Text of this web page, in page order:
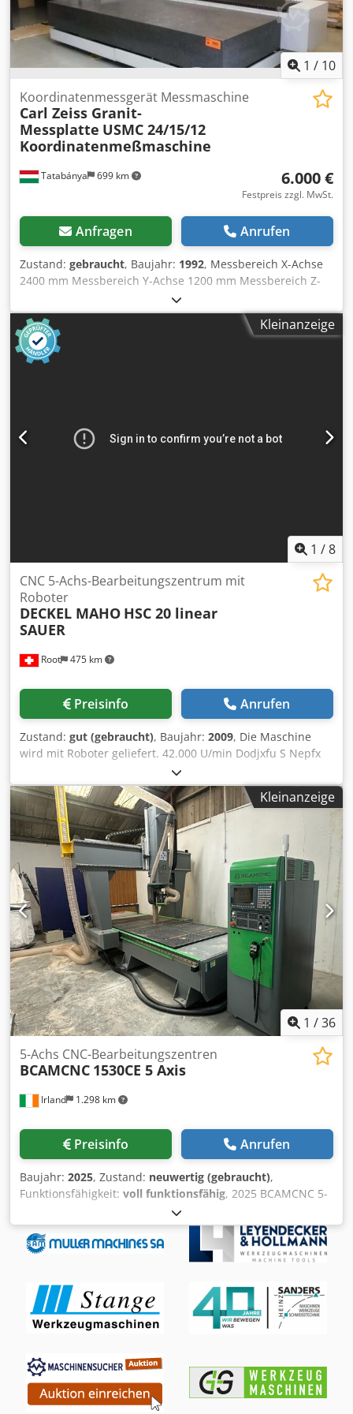
1 / 10
Tatabánya 699 km
Koordinatenmessgerät Messmaschine
Carl Zeiss Granit-
Messplatte USMC 24/15/12
Koordinatenmeßmaschine
6.000 €
Festpreis zzgl. MwSt.
Anfragen Anrufen
Zustand: gebraucht, Baujahr: 1992, Messbereich X-Achse
2400 mm Messbereich Y-Achse 1200 mm Messbereich Z-
Achse 1500 mm Maschinengewicht ca. 9,00 t Dkjdpfx Aog
Er Nlebvjr
Kleinanzeige
1 /8
Root 475 km
CNC 5-Achs-Bearbeitungszentrum mit
Roboter
DECKEL MAHO HSC 20 linear
SAUER
Preisinfo Anrufen
Zustand: gut (gebraucht), Baujahr: 2009, Die Maschine
wird mit Roboter geliefert. 42.000 U/min Dodjxfu S Nepfx
Kleinanzeige
1 /36
Irland 1.298 km
5-Achs CNC-Bearbeitungszentren
BCAMCNC 1530CE 5 Axis
Preisinfo Anrufen
Baujahr: 2025, Zustand: neuwertig (gebraucht),
Funktionsfähigkeit: voll funktionsfähig, 2025 BCAMCNC 5-
Achs CNC-Bearbeitungszentrum – Neuwertig, unbenutzt
Zum Verkauf steht ein 2025 BCAMCNC 5-Achs CNC-
Bearbeitungszentrum, das zwar installiert, aber nie in
Betrieb genommen wurde. Die Maschine befindet sich im
eine hochmoderne 5-Achs-Fräsmaschine ohne lange
Lieferzeiten oder den Neupreis zu erwerben. Dkjdpexddk
Sefx Abvsr Die BCAMCNC 5-Achs-Maschine ist für die
und ideal für Branchen wie Luft- und Raumfahrt,
Automobilbau, Möbelindustrie, Schiffbau, Werbetechnik,
Formenbau und Verarbeitung moderner Verbundstoffe. ✅
Hauptmerkmale & Vorteile - 5-Achs-CNC-Bearbeitung –